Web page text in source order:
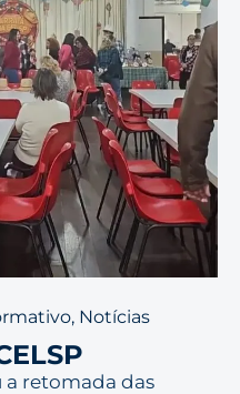
, Notícias
a retomada das